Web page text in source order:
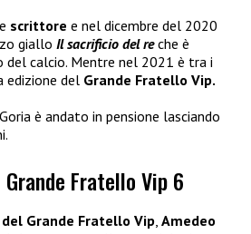
scrittore e nel dicembre del 2020
giallo Il sacrificio del reche è
calcio. Mentre nel 2021 è tra i
edizione del Grande Fratello Vip.
è andato in pensione lasciando
Fratello Vip 6
Grande Fratello Vip Amedeo